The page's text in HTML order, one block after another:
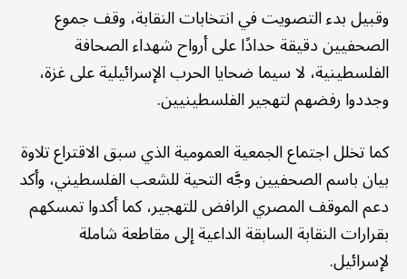
وقبيل بدء التصويت في انتخابات النقابة، وقف جموع
الصحفيين دقيقة حدادًا على أرواح شهداء الصحافة
الفلسطينية، لا سيما ضحايا الحرب الإسرائيلية على غزة،
وجددوا رفضهم لتهجير الفلسطينيين.
كما تخلل اجتماع الجمعية العمومية الذي سبق الاقتراع تلاوة
بيان باسم الصحفيين وجَّه التحية للشعب الفلسطيني، وأكد
دعم الموقف المصري الرافض للتهجير، كما أكدوا تمسكهم
بقرارات النقابة السابقة الداعية إلى مقاطعة شاملة
لإسرائيل.